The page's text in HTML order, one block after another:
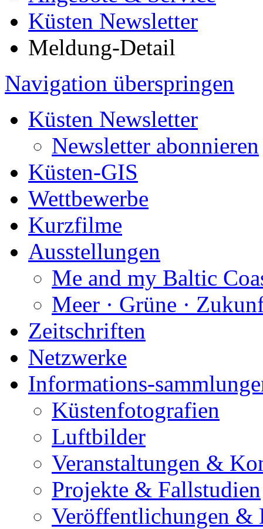
Küsten Newsletter
Meldung-Detail
Navigation überspringen
Küsten Newsletter
Newsletter abonnieren
Küsten-GIS
Wettbewerbe
Kurzfilme
Ausstellungen
Me and my Baltic
Meer · Grüne ·
Zeitschriften
Netzwerke
Informations-
Küstenfotografien
Luftbilder
Veranstaltungen &
Projekte & Fallstudien
Veröffentlichungen &